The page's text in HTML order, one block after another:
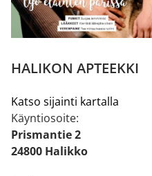
HALIKON APTEEKKI
Katso sijainti kartalla
Käyntiosoite:
Prismantie 2
24800 Halikko